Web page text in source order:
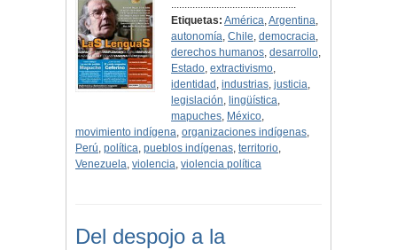
...............................................
Etiquetas: América,Argentina,
autonomía,Chile,democracia,
derechos humanos,desarrollo,
Estado,extractivismo,
identidad ,industrias,justicia,
legislación, lingüística,
mapuches, México,
movimiento indígena, organizaciones indígenas,
Perú, política, pueblos indígenas, territorio,
Venezuela, violencia, violencia política
Del despojo a la